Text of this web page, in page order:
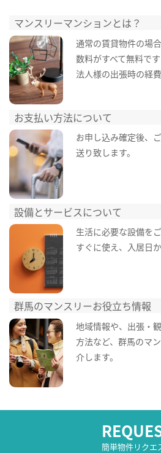
マンスリーマンションとは？
通常の賃貸物件の場
数料がすべて無料です
法人様の出張時の経
お支払い方法について
お申し込み確定後、
送り致します。
設備とサービスについて
生活に必要な設備を
すぐに使え、入居日
群馬のマンスリーお役立ち情報
地域情報や、出張・
方法など、群馬のマ
介します。
簡単物件リクエ